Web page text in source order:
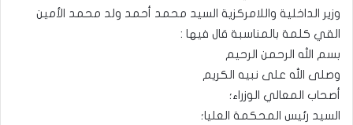
وزير الداخلية واللامركزية السيد محمد أحمد ولد محمد الأمين
القي كلمة بالمناسبة قال فيها :
بسم الله الرحمن الرحيم
وصلى الله على نبيه الكريم
أصحاب المعالي الوزراء؛
السيد رئيس المحكمة العليا؛